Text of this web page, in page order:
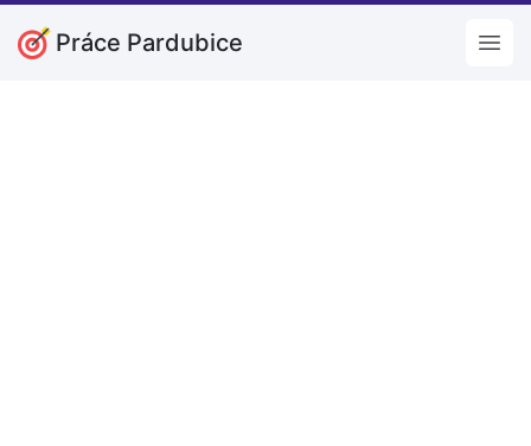
Práce Pardubice